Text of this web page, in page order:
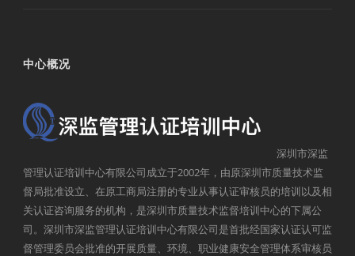
中心概况
深圳市深监
管理认证培训中心有限公司成立于2002年，由原深圳市质量技术监
督局批准设立、在原工商局注册的专业从事认证审核员的培训以及相
关认证咨询服务的机构，是深圳市质量技术监督培训中心的下属公
司。深圳市深监管理认证培训中心有限公司是首批经国家认证认可监
督管理委员会批准的开展质量、环境、职业健康安全管理体系审核员